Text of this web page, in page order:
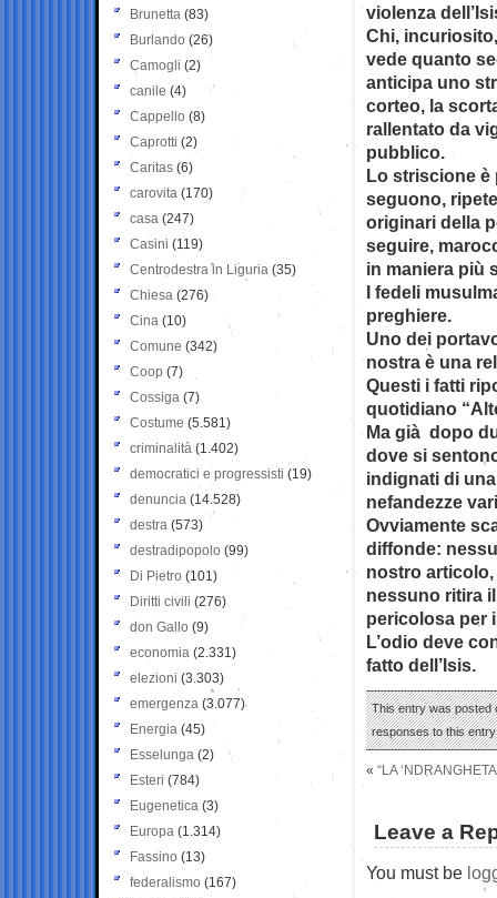
violenza
Chi,
vede quanto
anticipa uno
corteo, la
rallentato da
pubblico.
Lo striscione è
seguono,
originari della
seguire,
in maniera più
I fedeli
preghiere.
Uno dei
nostra è una
Questi i fatti
quotidiano
Ma già dopo
dove si
indignati di
nefandezze
Ovviamente
diffonde:
nostro
nessuno ritira
pericolosa per
L’odio deve
fatto dell’Isis.
This entry was posted
responses to this
« “LA
Leave a
You must be
Brunetta (83)
Burlando (26)
Camogli (2)
canile (4)
Cappello (8)
Caprotti (2)
Caritas (6)
carovita (170)
casa (247)
Casini (119)
Centrodestra in Liguria (35)
Chiesa (276)
Cina (10)
Comune (342)
Coop (7)
Cossiga (7)
Costume (5.581)
criminalità (1.402)
democratici e progressisti (19)
denuncia (14.528)
destra (573)
destradipopolo (99)
Di Pietro (101)
Diritti civili (276)
don Gallo (9)
economia (2.331)
elezioni (3.303)
emergenza (3.077)
Energia (45)
Esselunga (2)
Esteri (784)
Eugenetica (3)
Europa (1.314)
Fassino (13)
federalismo (167)